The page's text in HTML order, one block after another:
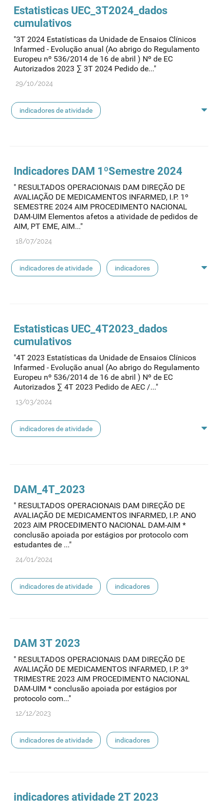
Estatisticas UEC_3T2024_dados
cumulativos
"3T 2024 Estatísticas da Unidade de Ensaios Clínicos
Infarmed - Evolução anual (Ao abrigo do Regulamento
Europeu nº 536/2014 de 16 de abril ) Nº de EC
Autorizados 2023 ∑ 3T 2024 Pedido de..."
29/10/2024
indicadores de atividade
Indicadores DAM 1ºSemestre 2024
" RESULTADOS OPERACIONAIS DAM DIREÇÃO DE
AVALIAÇÃO DE MEDICAMENTOS INFARMED, I.P. 1º
SEMESTRE 2024 AIM PROCEDIMENTO NACIONAL
DAM-UIM Elementos afetos a atividade de pedidos de
AIM, PT EME, AIM..."
18/07/2024
indicadores de atividade indicadores
Estatisticas UEC_4T2023_dados
cumulativos
"4T 2023 Estatísticas da Unidade de Ensaios Clínicos
Infarmed - Evolução anual (Ao abrigo do Regulamento
Europeu nº 536/2014 de 16 de abril ) Nº de EC
Autorizados ∑ 4T 2023 Pedido de AEC /..."
13/03/2024
indicadores de atividade
DAM_4T_2023
" RESULTADOS OPERACIONAIS DAM DIREÇÃO DE
AVALIAÇÃO DE MEDICAMENTOS INFARMED, I.P. ANO
2023 AIM PROCEDIMENTO NACIONAL DAM-AIM *
conclusão apoiada por estágios por protocolo com
estudantes de ..."
24/01/2024
indicadores de atividade indicadores
DAM 3T 2023
" RESULTADOS OPERACIONAIS DAM DIREÇÃO DE
AVALIAÇÃO DE MEDICAMENTOS INFARMED, I.P. 3º
TRIMESTRE 2023 AIM PROCEDIMENTO NACIONAL
DAM-UIM * conclusão apoiada por estágios por
protocolo com..."
12/12/2023
indicadores de atividade indicadores
indicadores atividade 2T 2023